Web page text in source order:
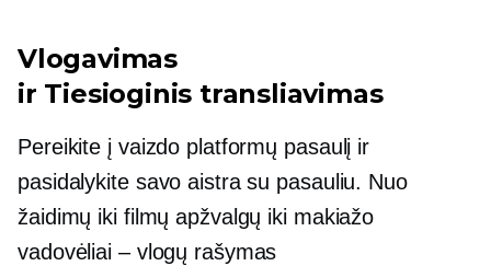
Vlogavimas
ir Tiesioginis transliavimas
Pereikite į vaizdo platformų pasaulį ir
pasidalykite savo aistra su pasauliu. Nuo
žaidimų iki filmų apžvalgų iki makiažo
vadovėliai – vlogų rašymas